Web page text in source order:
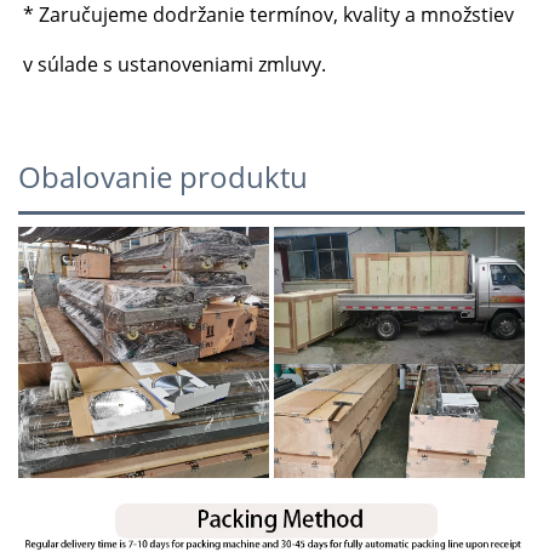
* Zaručujeme dodržanie termínov, kvality a množstiev
v súlade s ustanoveniami zmluvy.
Obalovanie produktu